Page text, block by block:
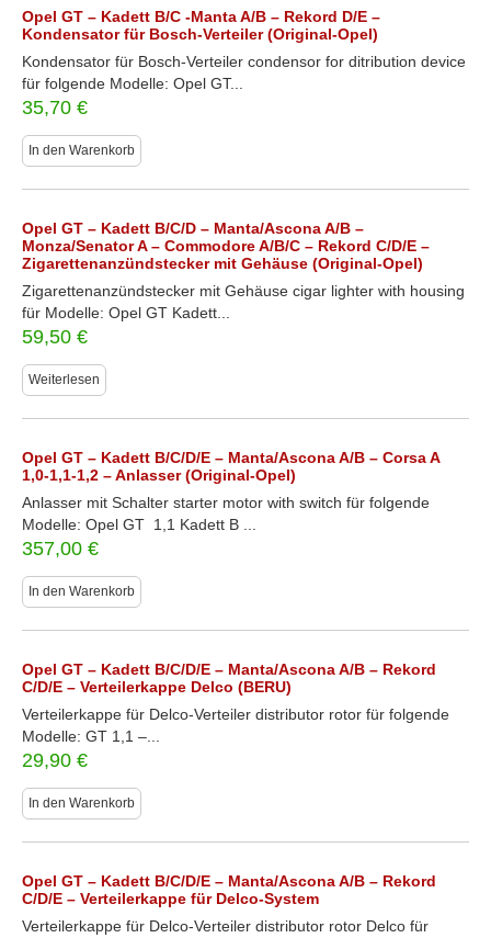
Opel GT – Kadett B/C -Manta A/B – Rekord D/E –
Kondensator für Bosch-Verteiler (Original-Opel)
Kondensator für Bosch-Verteiler condensor for ditribution device
für folgende Modelle: Opel GT...
35,70 €
In den Warenkorb
Opel GT – Kadett B/C/D – Manta/Ascona A/B –
Monza/Senator A – Commodore A/B/C – Rekord C/D/E –
Zigarettenanzündstecker mit Gehäuse (Original-Opel)
Zigarettenanzündstecker mit Gehäuse cigar lighter with housing
für Modelle: Opel GT Kadett...
59,50 €
Weiterlesen
Opel GT – Kadett B/C/D/E – Manta/Ascona A/B – Corsa A
1,0-1,1-1,2 – Anlasser (Original-Opel)
Anlasser mit Schalter starter motor with switch für folgende
Modelle: Opel GT 1,1 Kadett B ...
357,00 €
In den Warenkorb
Opel GT – Kadett B/C/D/E – Manta/Ascona A/B – Rekord
C/D/E – Verteilerkappe Delco (BERU)
Verteilerkappe für Delco-Verteiler distributor rotor für folgende
Modelle: GT 1,1 –...
29,90 €
In den Warenkorb
Opel GT – Kadett B/C/D/E – Manta/Ascona A/B – Rekord
C/D/E – Verteilerkappe für Delco-System
Verteilerkappe für Delco-Verteiler distributor rotor Delco für